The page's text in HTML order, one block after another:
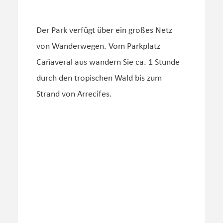
Der Park verfügt über ein großes Netz
von Wanderwegen. Vom Parkplatz
Cañaveral aus wandern Sie ca. 1 Stunde
durch den tropischen Wald bis zum
Strand von Arrecifes.